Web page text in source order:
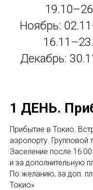
Ноябрь:
Декабрь:
1 ДЕНЬ.
Прибытие в Токио.
аэропорту. Групповой
Заселение после
и за дополнительную
По желанию, за доп.
Токио»